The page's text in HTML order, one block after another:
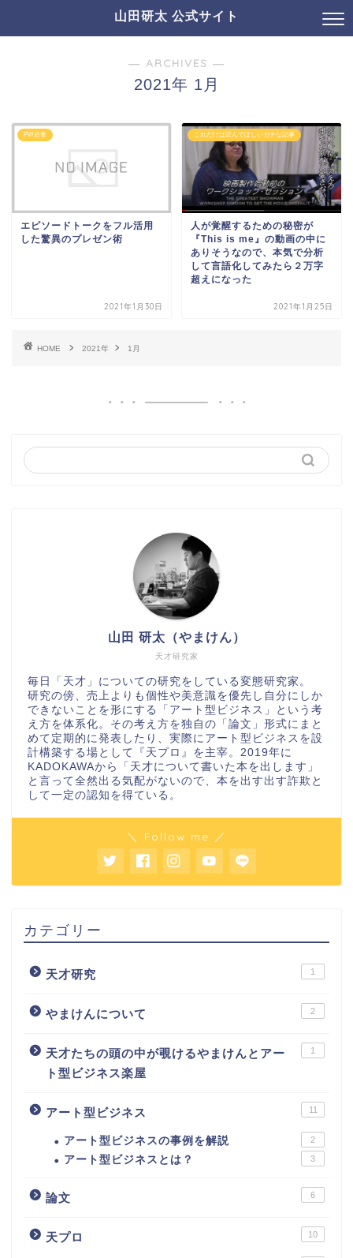
山田研太 公式サイト
― ARCHIVES ―
2021年 1月
PW必要
エピソードトークをフル活用
した驚異のプレゼン術
2021年1月30日
これだけは読んでほしいガチな記事
人が覚醒するための秘密が
『This is me』の動画の中に
ありそうなので、本気で分析
して言語化してみたら２万字
超えになった
2021年1月25日
HOME 2021年 1月
天才研究家
山田 研太（やまけん）
毎日「天才」についての研究をしている変態研究家。
研究の傍、売上よりも個性や美意識を優先し自分にしか
できないことを形にする「アート型ビジネス」という考
え方を体系化。その考え方を独自の「論文」形式にまと
めて定期的に発表したり、実際にアート型ビジネスを設
計構築する場として『天プロ』を主宰。2019年に
KADOKAWAから「天才について書いた本を出します」
と言って全然出る気配がないので、本を出す出す詐欺と
して一定の認知を得ている。
＼ Follow me ／
カテゴリー
天才研究 1
やまけんについて 2
天才たちの頭の中が覗けるやまけんとアー
ト型ビジネス楽屋
1
アート型ビジネス 11
アート型ビジネスの事例を解説 2
アート型ビジネスとは？ 3
論文 6
天プロ 10